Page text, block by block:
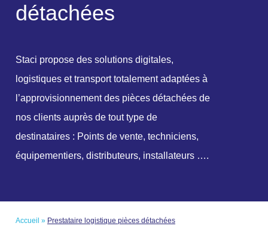
détachées
Staci propose des solutions digitales,
logistiques et transport totalement adaptées à
l’approvisionnement des pièces détachées de
nos clients auprès de tout type de
destinataires : Points de vente, techniciens,
équipementiers, distributeurs, installateurs ….
Accueil » Prestataire logistique pièces détachées